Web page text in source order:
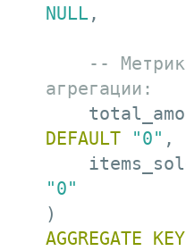
NULL,
--
агрегации:
DEFAULT
"0" ,
"0"
AGGREGATE KEY